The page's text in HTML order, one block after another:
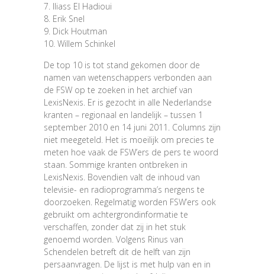
7. Iliass El Hadioui
8. Erik Snel
9. Dick Houtman
10. Willem Schinkel
De top 10 is tot stand gekomen door de
namen van wetenschappers verbonden aan
de FSW op te zoeken in het archief van
LexisNexis. Er is gezocht in alle Nederlandse
kranten – regionaal en landelijk – tussen 1
september 2010 en 14 juni 2011. Columns zijn
niet meegeteld. Het is moeilijk om precies te
meten hoe vaak de FSW’ers de pers te woord
staan. Sommige kranten ontbreken in
LexisNexis. Bovendien valt de inhoud van
televisie- en radioprogramma’s nergens te
doorzoeken. Regelmatig worden FSW’ers ook
gebruikt om achtergrondinformatie te
verschaffen, zonder dat zij in het stuk
genoemd worden. Volgens Rinus van
Schendelen betreft dit de helft van zijn
persaanvragen. De lijst is met hulp van en in